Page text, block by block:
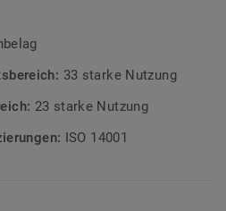
33 starke Nutzung
23 starke Nutzung
ISO 14001